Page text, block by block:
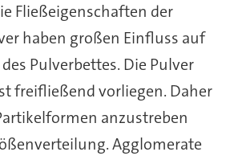
Fließeigenschaften der
haben großen Einfluss auf
Pulverbettes. Die Pulver
freifließend vorliegen. Daher
anzustreben
Agglomerate